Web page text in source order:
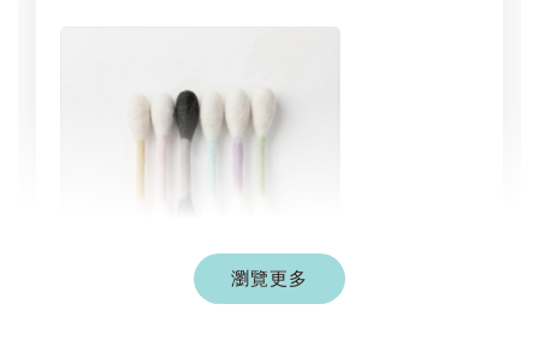
瀏覽更多